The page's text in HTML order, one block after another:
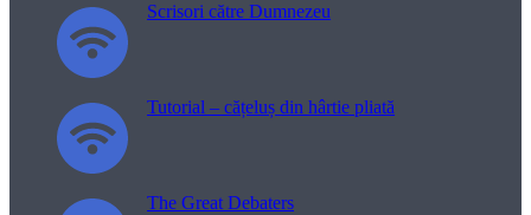
Scrisori către Dumnezeu
Tutorial – cățeluș din hârtie pliată
The Great Debaters